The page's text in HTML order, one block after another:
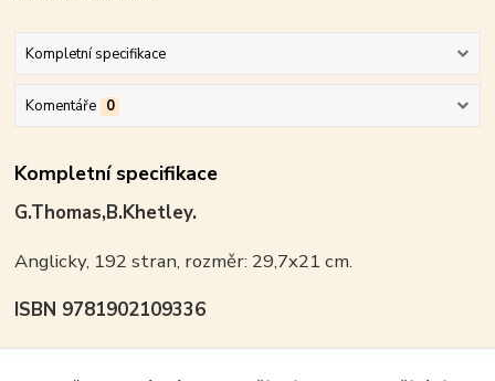
Kompletní specifikace
Komentáře 0
Kompletní specifikace
G.Thomas,B.Khetley.
Anglicky, 192 stran, rozměr: 29,7x21 cm.
ISBN 9781902109336